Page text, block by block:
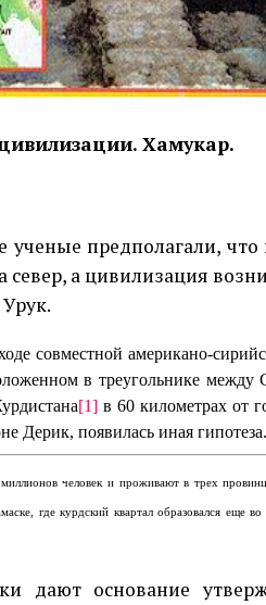
Хамукар.
ученые предполагали,
север, а цивили­зация
совместной американо-
в треугольнике
[1]в 60 километрах от
Дерик, появилась иная гипо­теза.
человек и проживают в трех
где курдский квартал образовался еще
дают основание